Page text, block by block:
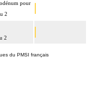
pour
2
2
du PMSI français